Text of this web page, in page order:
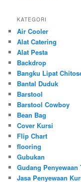
KATEGORI
Air Cooler
Alat Catering
Alat Pesta
Backdrop
Bangku Lipat
Bantal Duduk
Barstool
Barstool Cowboy
Bean Bag
Cover Kursi
Flip Chart
flooring
Gubukan
Gudang Penyewaan
Jasa Penyewaan